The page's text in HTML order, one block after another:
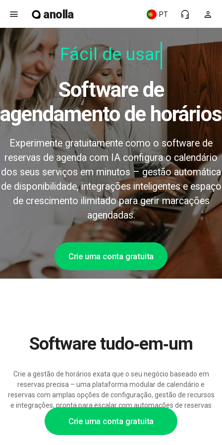
menu anolla person
headset_mic
PT
Fácil de usar
Software de
agendamento de horários
Experimente gratuitamente como o software de
reservas de agenda com IA configura o calendário
dos seus serviços em minutos – gestão automática
de disponibilidade, integrações inteligentes e espaço
de crescimento ilimitado para gerir marcações
agendadas.
Crie uma conta gratuita
Crie uma conta gratuita
Software tudo‑em‑um
Crie a gestão de horários exata que o seu negócio baseado em
reservas precisa – uma plataforma modular de calendário e
reservas com amplas opções de configuração, gestão de recursos
e integrações, pronta para escalar com automações de reservas